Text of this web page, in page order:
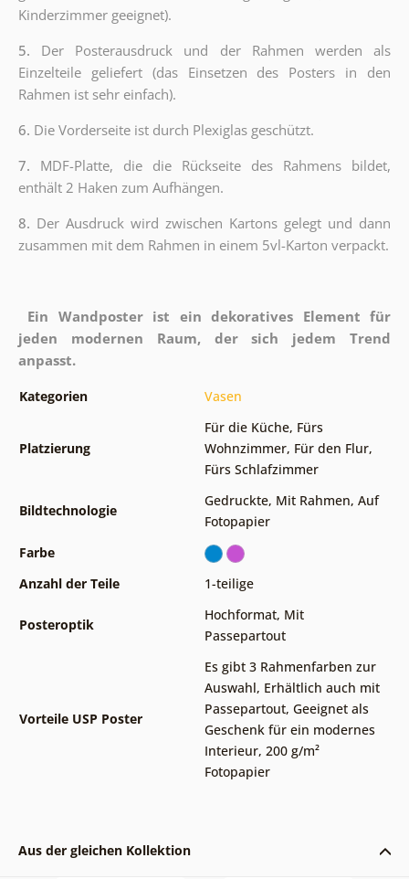
Kinderzimmer geeignet).
5. Der Posterausdruck und der Rahmen werden als
Einzelteile geliefert (das Einsetzen des Posters in den
Rahmen ist sehr einfach).
6. Die Vorderseite ist durch Plexiglas geschützt.
7. MDF-Platte, die die Rückseite des Rahmens bildet,
enthält 2 Haken zum Aufhängen.
8. Der Ausdruck wird zwischen Kartons gelegt und dann
zusammen mit dem Rahmen in einem 5vl-Karton verpackt.
Ein Wandposter ist ein dekoratives Element für
jeden modernen Raum, der sich jedem Trend
anpasst.
Kategorien Vasen
Platzierung
Für die Küche, Fürs
Wohnzimmer, Für den Flur,
Fürs Schlafzimmer
Bildtechnologie
Gedruckte, Mit Rahmen, Auf
Fotopapier
Farbe
Anzahl der Teile
1-teilige
Posteroptik
Hochformat, Mit
Passepartout
Vorteile USP Poster
Es gibt 3 Rahmenfarben zur
Auswahl, Erhältlich auch mit
Passepartout, Geeignet als
Geschenk für ein modernes
Interieur, 200 g/m²
Fotopapier
Aus der gleichen Kollektion